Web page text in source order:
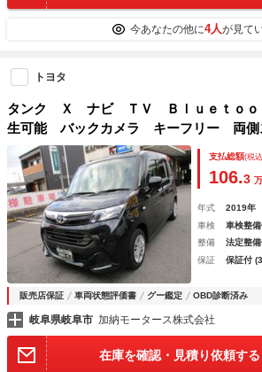
今あなたの他に4人が見て
トヨタ
タンク Ｘ ナビ ＴＶ Ｂｌｕｅｔｏｏ
生可能 バックカメラ キーフリー 両側
ア 横滑り防止 衝突安全ボディ ウォー
支払総額(税
106.3
年式 2019年
車検
車検整
整備
法定整
保証
保証付
販売店保証 車両状態評価書 グー鑑定 OBD診断済み
岐阜県岐阜市 加納モータース株式会社
在庫を確認・見積り依頼する